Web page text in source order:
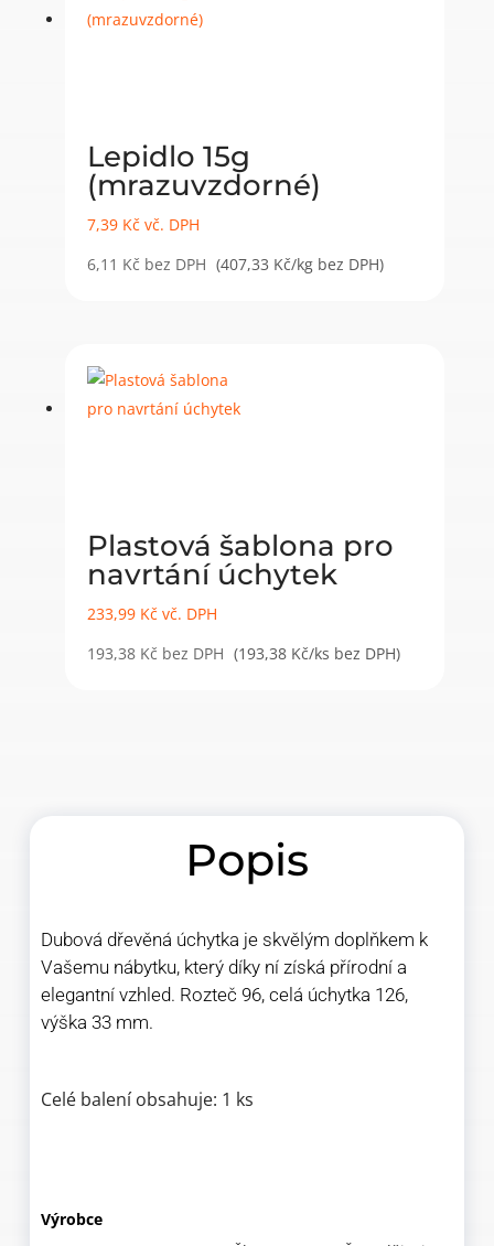
Lepidlo 15g
(mrazuvzdorné)
7,39 Kč vč. DPH
6,11 Kč bez DPH (407,33 Kč/kg bez DPH)
Plastová šablona pro
navrtání úchytek
233,99 Kč vč. DPH
193,38 Kč bez DPH (193,38 Kč/ks bez DPH)
Popis
Dubová dřevěná úchytka je skvělým doplňkem k
Vašemu nábytku, který díky ní získá přírodní a
elegantní vzhled. Rozteč 96, celá úchytka 126,
výška 33 mm.
Celé balení obsahuje: 1 ks
Výrobce